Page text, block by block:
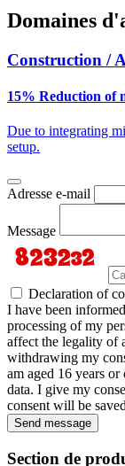
Domaines
Construction /
15% Reduction of
Due to integrating
setup.
Adresse e-mail
Message
Declaration of
I have been
processing of my
affect the legality of
withdrawing my
am aged 16 years
data. I give my
consent will be
Send message
Section de